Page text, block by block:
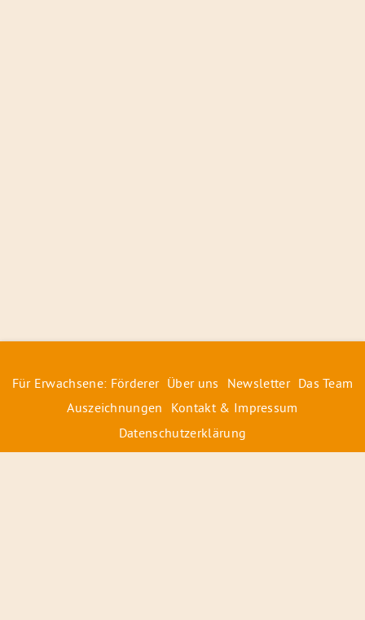
Für Erwachsene: Förderer Über uns Newsletter Das Team
Auszeichnungen
Kontakt & Impressum
Datenschutzerklärung